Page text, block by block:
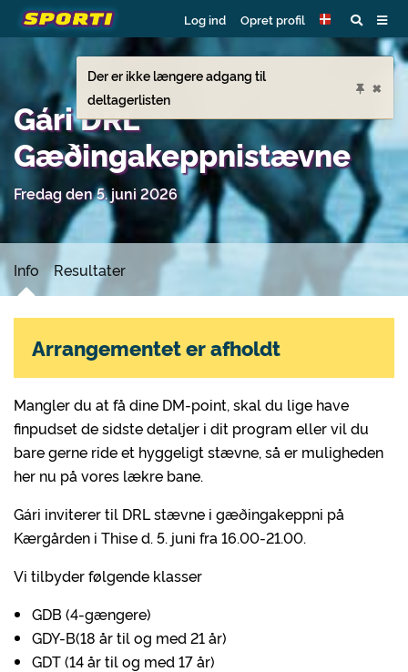
Log ind Opret profil
Gári DRL
Gæðingakeppnistævne
Fredag den 5. juni 2026
Info Resultater
Mangler du at få dine DM-point, skal du lige have
finpudset de sidste detaljer i dit program eller vil du
bare gerne ride et hyggeligt stævne, så er muligheden
her nu på vores lækre bane.
Gári inviterer til DRL stævne i gæðingakeppni på
Kærgården i Thise d. 5. juni fra 16.00-21.00.
Vi tilbyder følgende klasser
GDB (4-gængere)
GDY-B(18 år til og med 21 år)
GDT (14 år til og med 17 år)
Arrangementet er afholdt
Der er ikke længere adgang til
deltagerlisten
×